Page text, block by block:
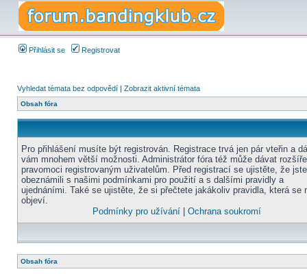
Přihlásit se Registrovat
Vyhledat témata bez odpovědí | Zobrazit aktivní témata
Obsah fóra
Pro přihlášení musíte být registrován. Registrace trvá jen pár vteřin a
vám mnohem větší možnosti. Administrátor fóra též může dávat
pravomoci registrovaným uživatelům. Před registrací se ujistěte, že
obeznámili s našimi podmínkami pro použití a s dalšími pravidly a
ujednáními. Také se ujistěte, že si přečtete jakákoliv pravidla, která se
objeví.
Podmínky pro užívání| Ochrana soukromí
Obsah fóra